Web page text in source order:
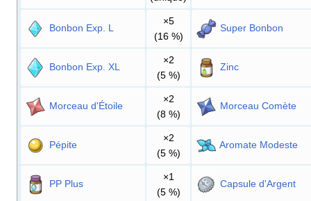
Bonbon Exp. L
×5
(16 %)
Super Bonbon
Bonbon Exp. XL
×2
(5 %)
Zinc
Morceau d'Étoile
×2
(8 %)
Morceau Comète
Pépite
×2
(5 %)
Aromate Modeste
PP Plus
×1
(5 %)
Capsule d'Argent